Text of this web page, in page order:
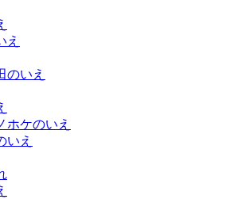
え
のいえ
ホケのいえ
いえ